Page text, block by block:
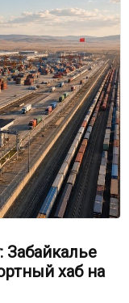
Забайкалье
хаб на